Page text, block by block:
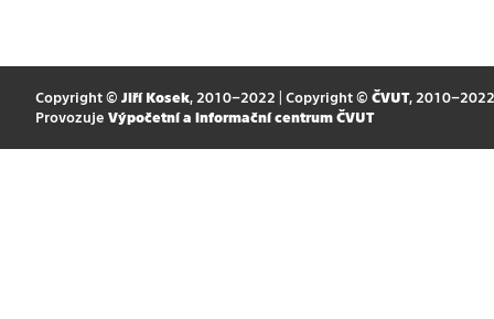
Copyright © Jiří Kosek, 2010–2022 | Copyright © ČVUT, 2010–2022
Provozuje Výpočetní a informační centrum ČVUT